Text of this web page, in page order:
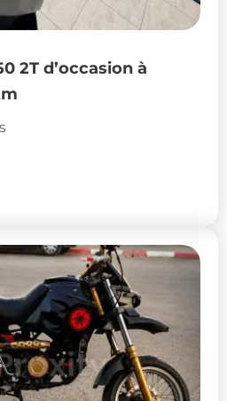
2T d’occasion à